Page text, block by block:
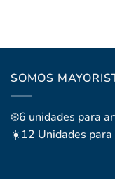
SOMOS
❄️6 unidades para
☀️12 Unidades para